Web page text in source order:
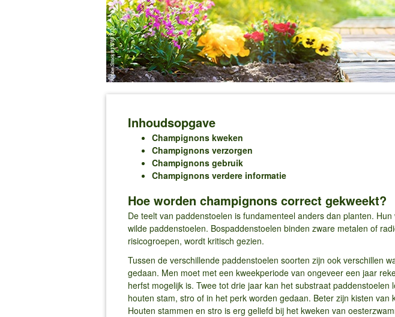
Inhoudsopgave
Champignons kweken
Champignons verzorgen
Champignons gebruik
Champignons verdere informatie
Hoe worden champignons correct gekweekt?
De teelt van paddenstoelen is fundamenteel anders dan planten.
wilde paddenstoelen. Bospaddenstoelen binden zware metalen of
risicogroepen, wordt kritisch gezien.
Tussen de verschillende paddenstoelen soorten zijn ook verschillen
gedaan. Men moet met een kweekperiode van ongeveer een jaar
herfst mogelijk is. Twee tot drie jaar kan het substraat
houten stam, stro of in het perk worden gedaan. Beter zijn kisten
Houten stammen en stro is erg geliefd bij het kweken van